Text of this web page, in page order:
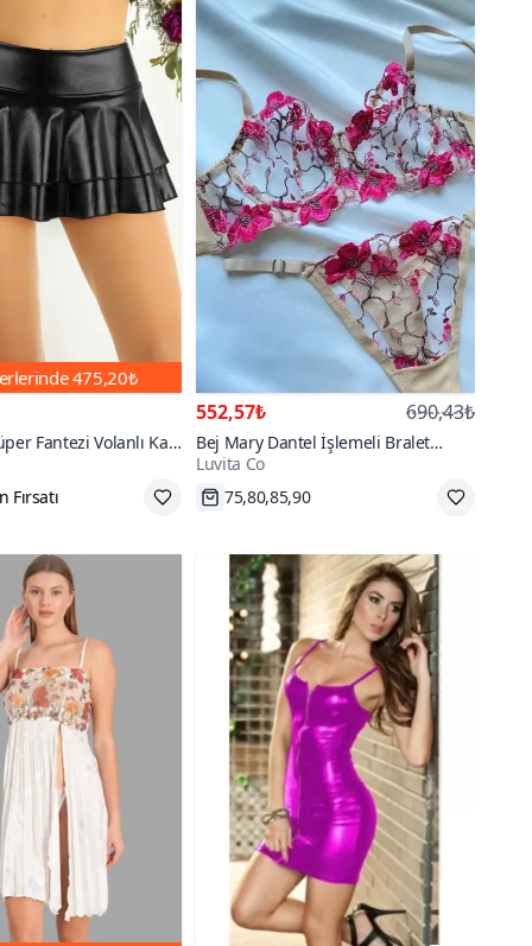
475,20₺
Fantezi Volanlı Kat
Görünümlü Seksi
az öde
552,57₺ 690,43₺
Bej Mary Dantel İşlemeli Bralet
Takım
Luvita Co
75,80,85,90